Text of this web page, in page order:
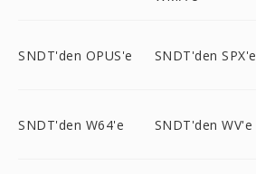
SNDT'den OPUS'e SNDT'den SPX'e
SNDT'den W64'e SNDT'den WV'e